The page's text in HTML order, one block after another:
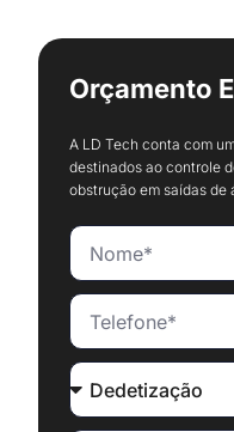
Orçamento
A LD Tech conta com
destinados ao controle
obstrução em saídas de